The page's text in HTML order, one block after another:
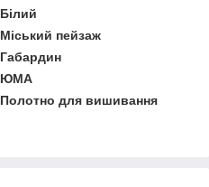
Білий
Міський пейзаж
Габардин
ЮМА
Полотно для вишивання